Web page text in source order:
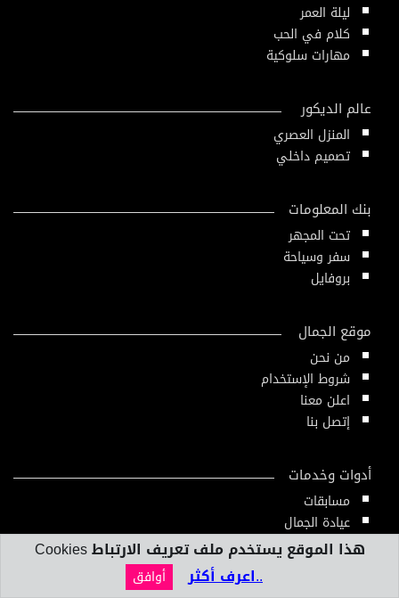
ليلة العمر
كلام في الحب
مهارات سلوكية
عالم الديكور
المنزل العصري
تصميم داخلي
بنك المعلومات
تحت المجهر
سفر وسياحة
بروفايل
موقع الجمال
من نحن
شروط الإستخدام
اعلن معنا
إتصل بنا
أدوات وخدمات
مسابقات
عيادة الجمال
دليل الجمال
أدوات ومقاييس
النشرة الإلكترونية
هذا الموقع يستخدم ملف تعريف الارتباط Cookies
..اعرف أكثر
أوافق